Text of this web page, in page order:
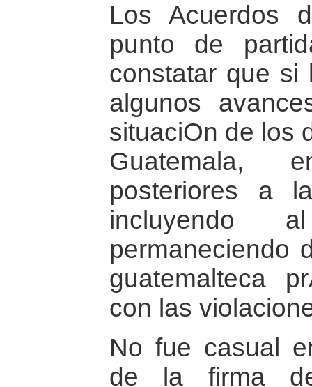
Los Acuerdos
punto de
constatar que si
algunos
situaciOn de los
Guatemala,
posteriores a
incluyendo
permaneciendo
guatemalteca
con las
No fue casual
de la firma